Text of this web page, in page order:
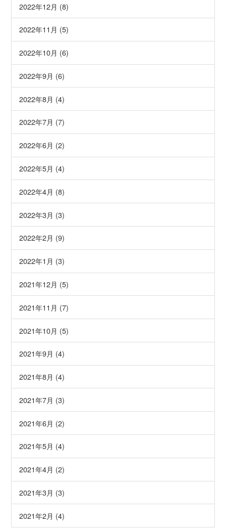
2022年12月 (8)
2022年11月 (5)
2022年10月 (6)
2022年9月 (6)
2022年8月 (4)
2022年7月 (7)
2022年6月 (2)
2022年5月 (4)
2022年4月 (8)
2022年3月 (3)
2022年2月 (9)
2022年1月 (3)
2021年12月 (5)
2021年11月 (7)
2021年10月 (5)
2021年9月 (4)
2021年8月 (4)
2021年7月 (3)
2021年6月 (2)
2021年5月 (4)
2021年4月 (2)
2021年3月 (3)
2021年2月 (4)